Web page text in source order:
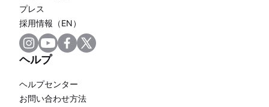
プレス
採用情報（EN）
ヘルプ
ヘルプセンター
お問い合わせ方法